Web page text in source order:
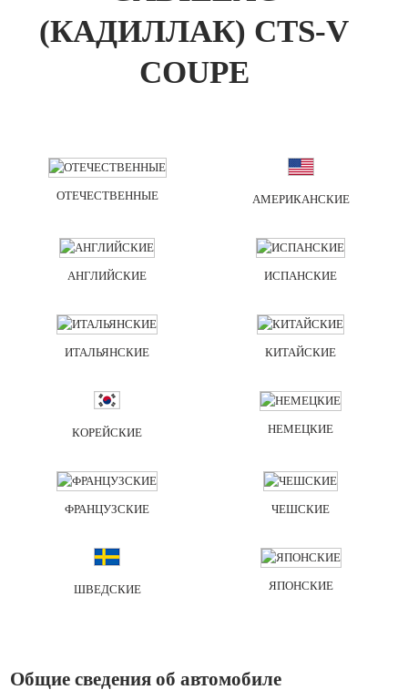
(КАДИЛЛАК) CTS-V
COUPE
ОТЕЧЕСТВЕННЫЕ АМЕРИКАНСКИЕ
АНГЛИЙСКИЕ ИСПАНСКИЕ
ИТАЛЬЯНСКИЕ КИТАЙСКИЕ
КОРЕЙСКИЕ НЕМЕЦКИЕ
ФРАНЦУЗСКИЕ ЧЕШСКИЕ
ШВЕДСКИЕ ЯПОНСКИЕ
Общие сведения об автомобиле